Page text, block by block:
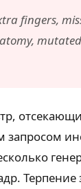
fingers,